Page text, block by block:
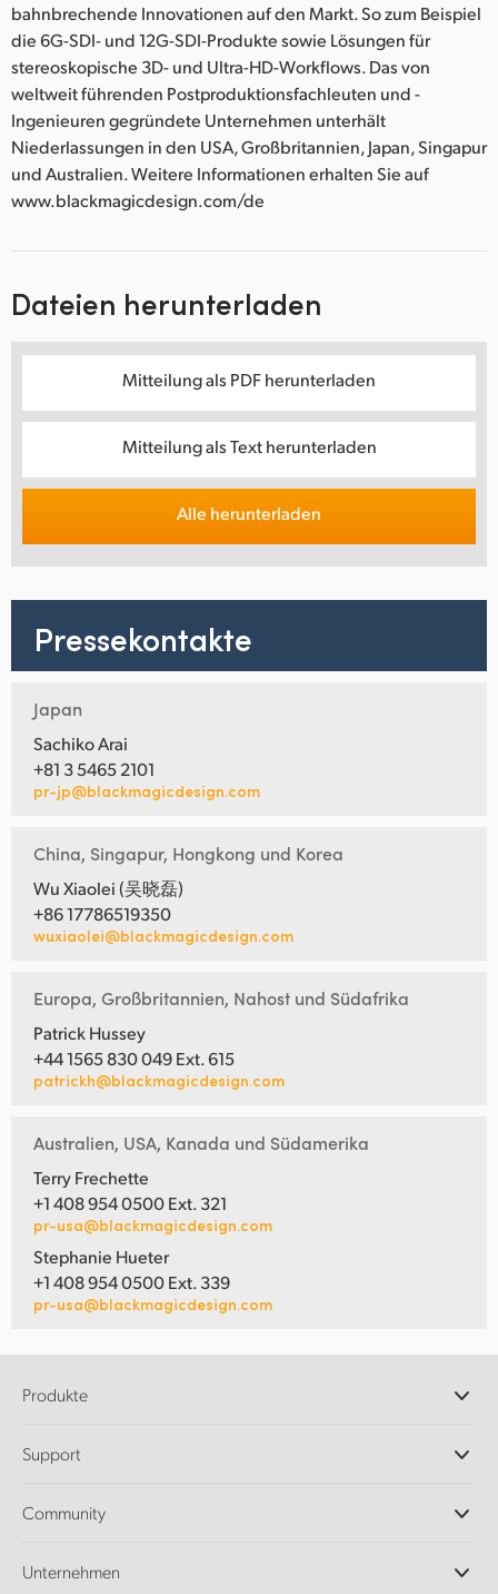
bahnbrechende Innovationen auf den Markt. So zum Beispiel
die 6G-SDI- und 12G-SDI-Produkte sowie Lösungen für
stereoskopische 3D- und Ultra-HD-Workflows. Das von
weltweit führenden Postproduktionsfachleuten und -
Ingenieuren gegründete Unternehmen unterhält
Niederlassungen in den USA, Großbritannien, Japan, Singapur
und Australien. Weitere Informationen erhalten Sie auf
www.blackmagicdesign.com/de
Dateien herunterladen
Mitteilung als PDF herunterladen
Mitteilung als Text herunterladen
Alle herunterladen
Pressekontakte
Japan
Sachiko Arai
+81 3 5465 2101
pr-jp@blackmagicdesign.com
China, Singapur, Hongkong und Korea
Wu Xiaolei (吴晓磊)
+86 17786519350
wuxiaolei@blackmagicdesign.com
Europa, Großbritannien, Nahost und Südafrika
Patrick Hussey
+44 1565 830 049 Ext. 615
patrickh@blackmagicdesign.com
Australien, USA, Kanada und Südamerika
Terry Frechette
+1 408 954 0500 Ext. 321
pr-usa@blackmagicdesign.com
Stephanie Hueter
+1 408 954 0500 Ext. 339
pr-usa@blackmagicdesign.com
Produkte
DaVinci Resolve und Fusion Software
Ultimatte
Aufzeichnung und Wiedergabe
Support
Support-Center
Community
Unternehmen